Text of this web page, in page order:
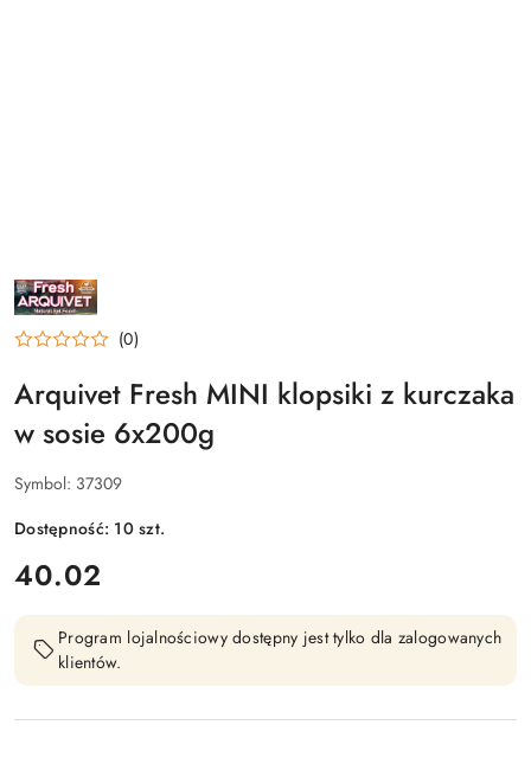
NAZWA
PRODUCENTA:
ARQUIVET
FRESH (0)
Arquivet Fresh MINI klopsiki z kurczaka
w sosie 6x200g
Symbol: 37309
Dostępność: 10szt.
cena:
40.02
Program lojalnościowy dostępny jest tylko dla zalogowanych
klientów.